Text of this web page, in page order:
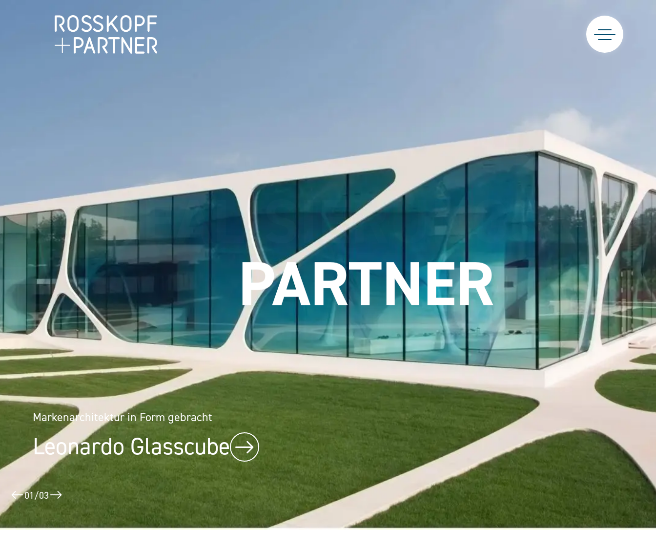
UMSETZUNGS
PARTNER
Markenarchitektur in Form gebracht
Leonardo Glasscube
Architektur als Erlebnis: Mineralwerkstofflösungen im Designhotel
Puerta América
02/03